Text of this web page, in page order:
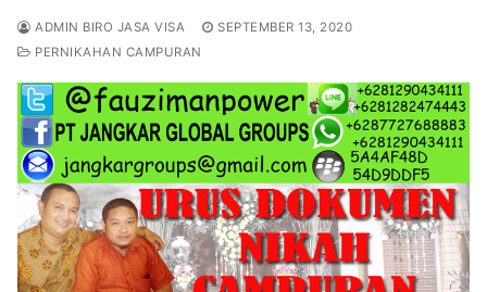
ADMIN BIRO JASA VISA
SEPTEMBER 13, 2020
PERNIKAHAN CAMPURAN